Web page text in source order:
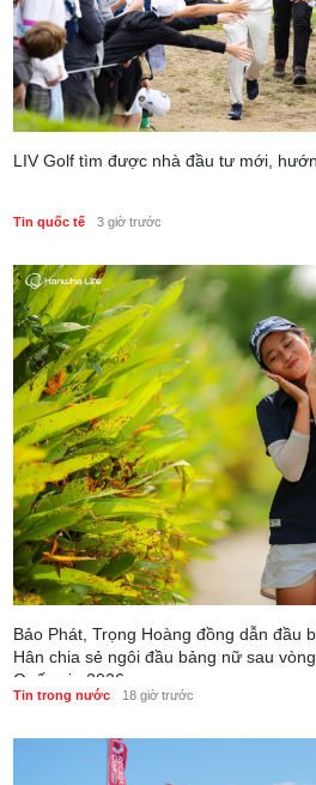
LIV Golf tìm được nhà đầu tư mới,
Tin quốc tế 3 giờ trước
Bảo Phát, Trọng Hoàng đồng dẫn đầu
Hân chia sẻ ngôi đầu bảng nữ sau
Quốc gia 2026
Tin trong nước 18 giờ trước